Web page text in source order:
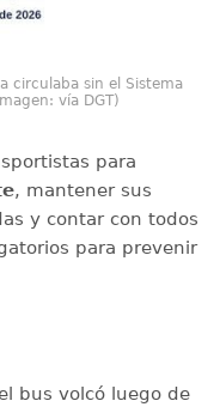
circulaba sin el Sistema
vía DGT)
para
, mantener sus
y contar con todos
para prevenir
bus volcó luego de